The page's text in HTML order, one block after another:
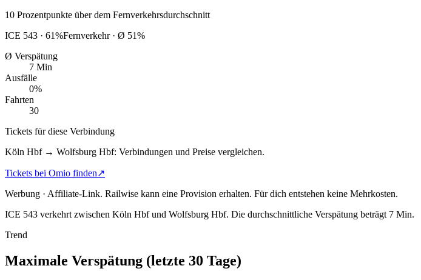
10 Prozentpunkte über dem Fernverkehrsdurchschnitt
ICE 543 · 61%Fernverkehr · Ø 51%
Ø Verspätung
7 Min
Ausfälle
0%
Fahrten
30
Tickets für diese Verbindung
Köln Hbf → Wolfsburg Hbf: Verbindungen und Preise vergleichen.
Tickets bei Omio finden↗
Werbung · Affiliate-Link. Railwise kann eine Provision erhalten. Für dich entstehen keine Mehrkosten.
ICE 543 verkehrt zwischen Köln Hbf und Wolfsburg Hbf. Die durchschnittliche Verspätung beträgt 7 Min.
Trend
Maximale Verspätung (letzte 30 Tage)